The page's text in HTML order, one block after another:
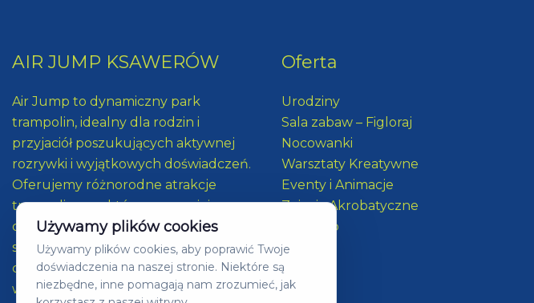
AIR JUMP KSAWERÓW
Air Jump to dynamiczny park
trampolin, idealny dla rodzin i
przyjaciół poszukujących aktywnej
rozrywki i wyjątkowych doświadczeń.
Oferujemy różnorodne atrakcje
trampolinowe, które zapewniają
doskonałą zabawę i są doskonałym
sposobem na aktywne spędzenie
czasu dla wszystkich grup
wiekowych.
Oferta
Urodziny
Sala zabaw – Figloraj
Nocowanki
Warsztaty Kreatywne
Eventy i Animacje
Zajęcia Akrobatyczne
Dla grup
Używamy plików cookies
Używamy plików cookies, aby poprawić Twoje
doświadczenia na naszej stronie. Niektóre są
niezbędne, inne pomagają nam zrozumieć, jak